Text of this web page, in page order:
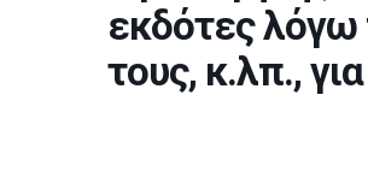
εκδότες λόγω
τους, κ.λπ.,